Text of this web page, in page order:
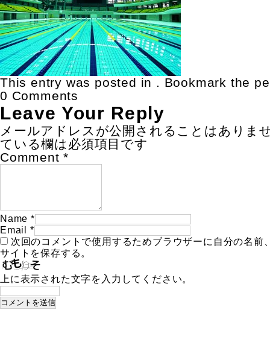
This entry was posted in . Bookmark the
0 Comments
Leave Your Reply
メールアドレスが公開されることはありま
ている欄は必須項目です
Comment *
Name *
Email
*
次回のコメントで使用するためブラウザーに自分の名前
サイトを保存する。
上に表示された文字を入力してください。